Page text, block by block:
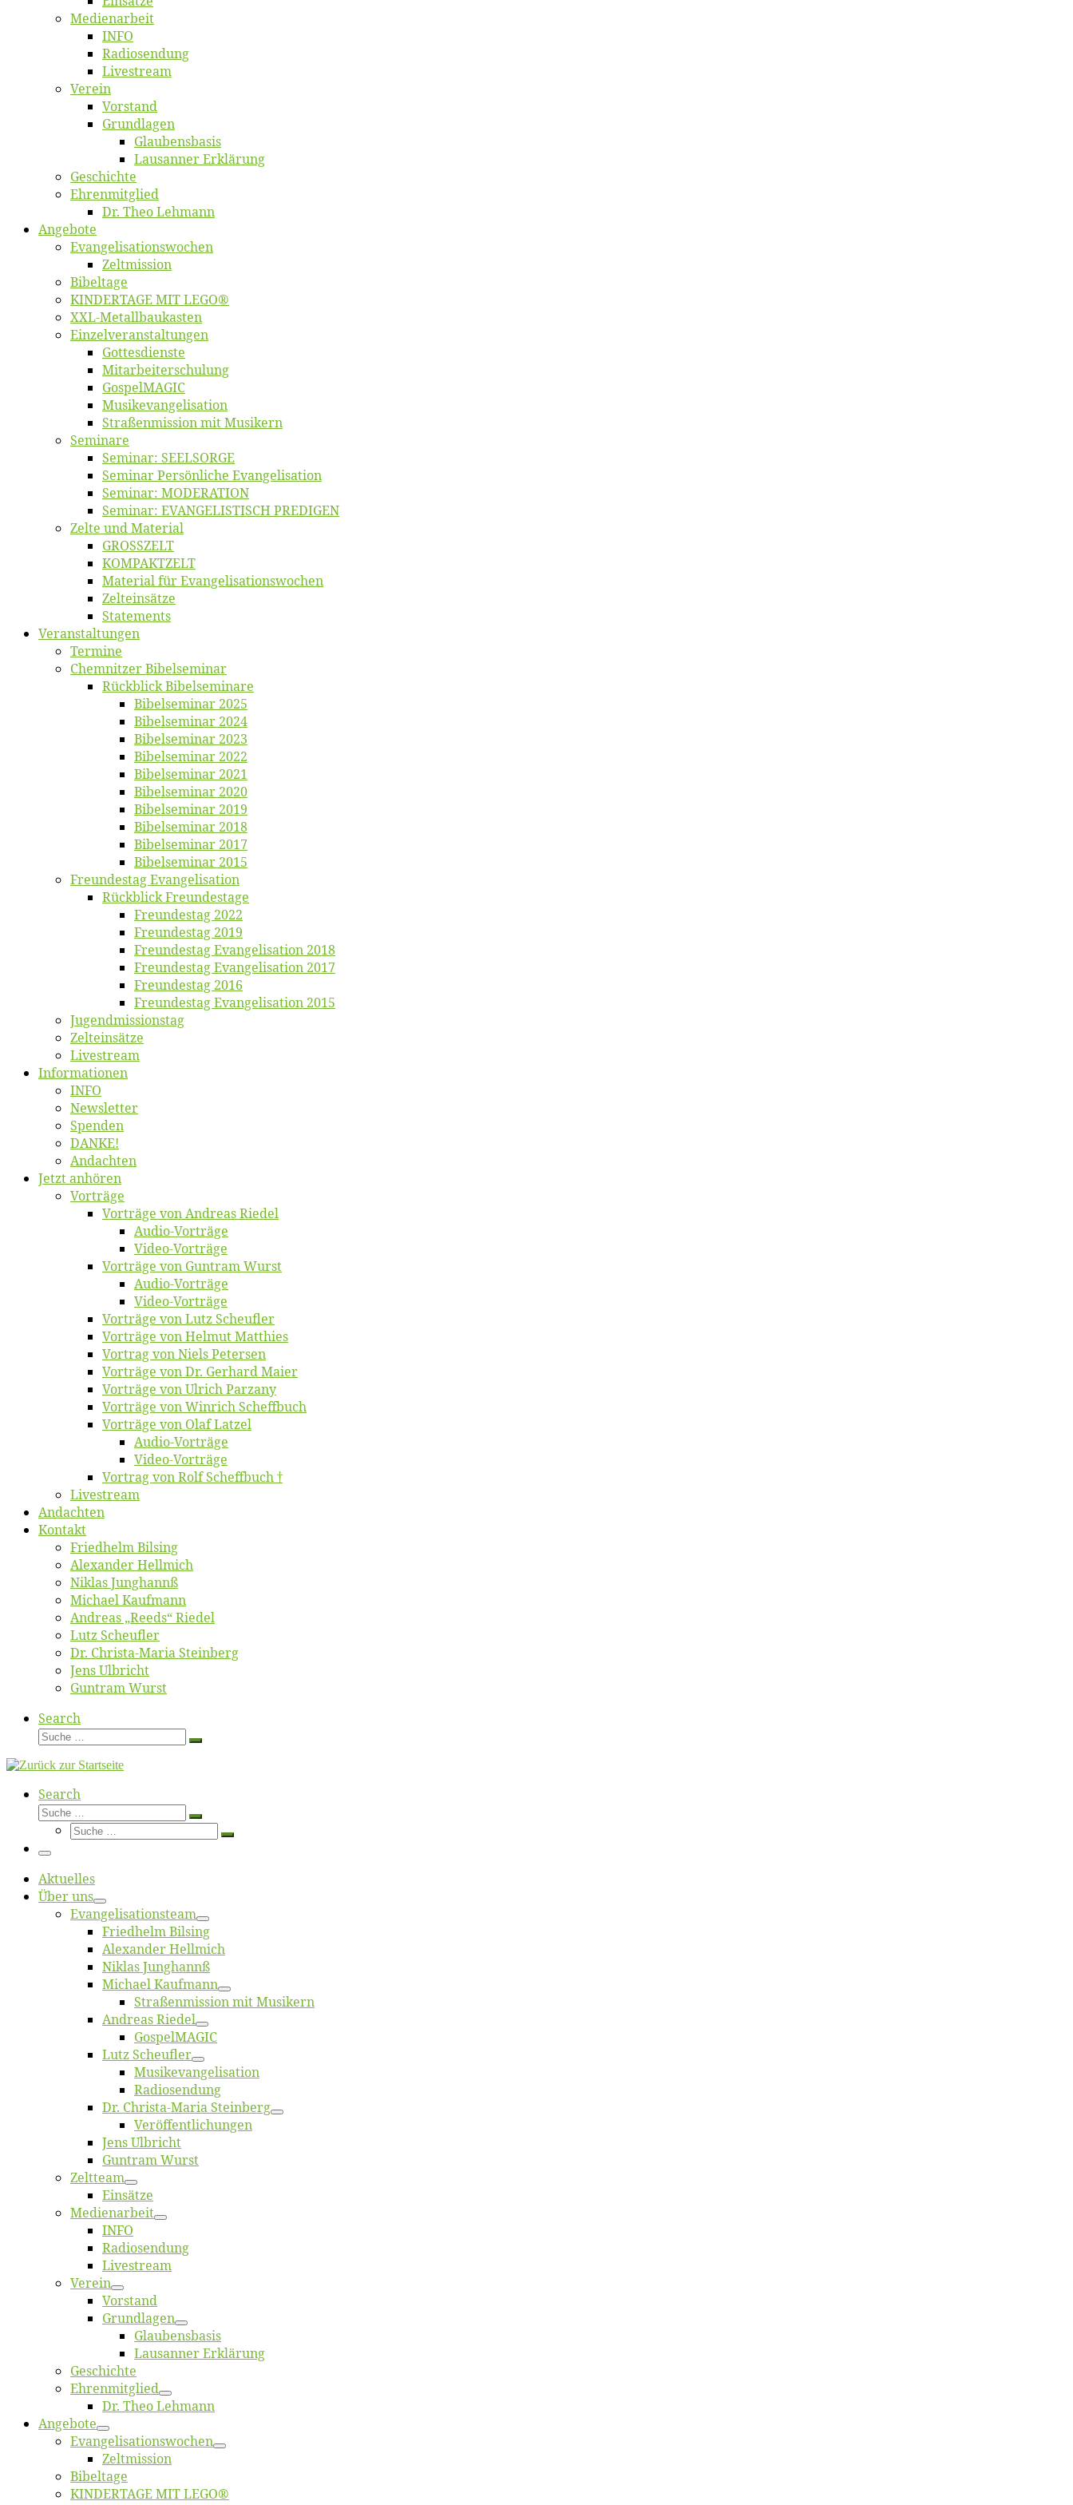
Me­di­en­ar­beit
INFO
Ra­dio­sen­dung
Live­stream
Ver­ein
Vor­stand
Grund­la­gen
Glaubens­ba­sis
Lausan­ner Erklärung
Ge­schich­te
Eh­ren­mit­glied
Dr. Theo Lehmann
An­ge­bo­te
Evangelisa­tions­wo­chen
Zelt­mis­si­on
Bi­bel­ta­ge
KINDERTAGE MIT LEGO®
XXL-Me­­tal­l­­bau­­kas­­ten
Einzelver­an­stal­tungen
Got­tes­diens­te
Mitarbeiter­schulung
Gos­pel­MA­GIC
Musikevan­ge­li­sa­tion
Straßenmis­sion mit Musikern
Se­mi­na­re
Se­mi­nar: SEELSORGE
Se­mi­nar Per­sön­li­che Evangelisation
Se­mi­nar: MODERATION
Se­mi­nar: EVANGELISTISCH PREDIGEN
Zel­te und Material
GROSSZELT
KOMPAKTZELT
Ma­te­ri­al für Evangelisationswochen
Zelt­ein­sät­ze
State­ments
Ver­an­stal­tun­gen
Ter­mi­ne
Chemnit­zer Bibelseminar
Rück­blick Bibelseminare
Bi­bel­se­mi­nar 2025
Bi­bel­se­mi­nar 2024
Bi­bel­se­mi­nar 2023
Bi­bel­se­mi­nar 2022
Bi­bel­se­mi­nar 2021
Bi­bel­se­mi­nar 2020
Bi­bel­se­mi­nar 2019
Bi­bel­se­mi­nar 2018
Bibelsemi­nar 2017
Bibelsemi­nar 2015
Freun­des­tag Evangelisation
Rück­blick Freundestage
Freun­des­tag 2022
Freun­des­tag 2019
Freun­des­tag Evan­ge­li­sa­ti­on 2018
Freun­des­tag Evan­ge­li­sa­ti­on 2017
Freun­des­tag 2016
Freun­des­tag Evan­ge­li­sa­ti­on 2015
Jugend­mis­sions­tag
Zelt­ein­sät­ze
Live­stream
Informatio­nen
INFO
News­let­ter
Spen­den
DANKE!
An­dach­ten
Jetzt an­hö­ren
Vor­trä­ge
Vor­trä­ge von An­dre­as Riedel
Au­dio-Vor­trä­ge
Vi­deo-Vor­trä­ge
Vor­trä­ge von Gun­tram Wurst
Au­dio-Vor­trä­ge
Vi­deo-Vor­trä­ge
Vor­trä­ge von Lutz Scheufler
Vor­trä­ge von Hel­mut Matthies
Vor­trag von Niels Petersen
Vor­trä­ge von Dr. Ger­hard Maier
Vor­trä­ge von Ul­rich Parzany
Vor­trä­ge von Win­rich Scheffbuch
Vor­trä­ge von Olaf Latzel
Au­dio-Vor­trä­ge
Vi­deo-Vor­trä­ge
Vor­trag von Rolf Scheffbuch †
Live­stream
An­dach­ten
Kon­takt
Fried­helm Bilsing
Alex­an­der Hellmich
Ni­klas Junghannß
Mi­cha­el Kaufmann
An­dre­as „Reeds“ Riedel
Lutz Scheuf­ler
Dr. Chris­­ta-Ma­ria Steinberg
Jens Ulb­richt
Gun­tram Wurst
Search
Suche
Suche
Search
Suche
Suche
Suche
Suche
Menü
Ak­tu­el­les
Über uns
Evangelisa­tions­team
Fried­helm Bilsing
Alex­an­der Hellmich
Ni­klas Junghannß
Mi­cha­el Kaufmann
Straßenmis­sion mit Musikern
An­dre­as Riedel
Gos­pel­MA­GIC
Lutz Scheuf­ler
Musikevan­ge­li­sa­tion
Ra­dio­sen­dung
Dr. Chris­­ta-Ma­ria Steinberg
Ver­öf­fent­li­chun­gen
Jens Ulb­richt
Gun­tram Wurst
Zelt­team
Ein­sät­ze
Me­di­en­ar­beit
INFO
Ra­dio­sen­dung
Live­stream
Ver­ein
Vor­stand
Grund­la­gen
Glaubens­ba­sis
Lausan­ner Erklärung
Ge­schich­te
Eh­ren­mit­glied
Dr. Theo Lehmann
An­ge­bo­te
Evangelisa­tions­wo­chen
Zelt­mis­si­on
Bi­bel­ta­ge
KINDERTAGE MIT LEGO®